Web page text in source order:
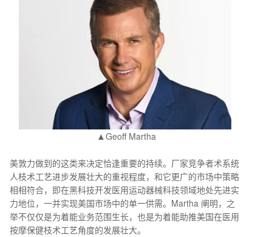
▲Geoff Martha
美敦力做到的这类来决定恰逢重要的持续。厂家竞争者术系统
人枝术工艺进步发展壮大的重视程度，和它更广的市场中策略
相相符合，即在黑科技开发医用运动器械科技领域地处先进实
力地位，一并实现美国市场中的单一供需。Martha 阐明，之
举不仅仅是为着能业务范围生长，也是为着能助推美国在医用
按摩保健枝术工艺角度的发展壮大。